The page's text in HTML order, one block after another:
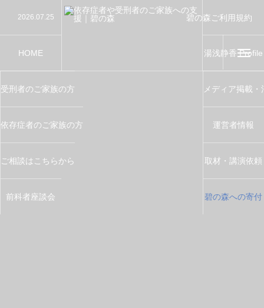
HOME
受刑者のご家族の方
依存症者のご家族の方
ご相談はこちらから
前科者座談会
湯浅静香 Profile
メディア掲載
運営者情報
取材・講演依頼
碧の森への寄付
2026.07.25 【講演】第76回“社会を明るくする運動”地域集会
2026.07.19 【講演】大田区制80周年記念事業「第76回 ”社会
2026.06.26 【講演】西川口榎本クリニックで講演をさせていた
碧の森ご利用規約